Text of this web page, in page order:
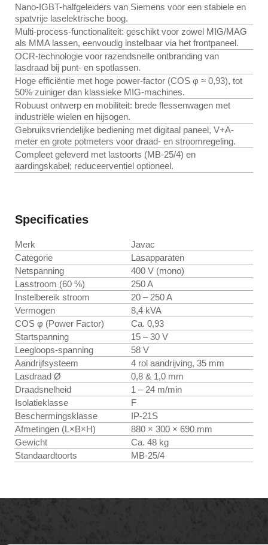
Nano-IGBT-halfgeleiders van Siemens voor een stabiele en
spatvrije laselektrische boog.
Multi-process-functionaliteit: geschikt voor zowel MIG/MAG
als MMA lassen, eenvoudig instelbaar via het frontpaneel.
OCR-technologie voor razendsnelle ontbranding van
lasdraad bij punt- en spotlassen.
Hoge efficiëntie met hoge power-factor (COS φ ≈ 0,93), tot
50% zuiniger dan klassieke MIG-machines.
Robuust ontwerp en mobiliteit: brede flessenwagen met
industriële wielen en hijsogen.
Gebruiksvriendelijke bediening met digitaal paneel, V+A-
meter en grote potmeters voor draad- en stroomregeling.
Compleet geleverd met lastoorts (MB-25/4) en
aardingskabel; reduceerventiel optioneel.
Specificaties
Merk
Javac
Categorie
Lasapparaten
Netspanning
400 V (mono)
Lasstroom (60 %)
250 A
Instelbereik stroom
20 – 250 A
Vermogen
8,4 kVA
COS φ (Power Factor)
Ca. 0,93
Startspanning
15 – 30 V
Leegloops-spanning
58 V
Aandrijfsysteem
4 rol aandrijving, 35 mm
Lasdraad Ø
0,8 & 1,0 mm
Draadsnelheid
1 – 24 m/min
Isolatieklasse
F
Beschermingsklasse
IP-21S
Afmetingen (L×B×H)
880 × 300 × 690 mm
Gewicht
Ca. 48 kg
Standaardtoorts
MB-25/4